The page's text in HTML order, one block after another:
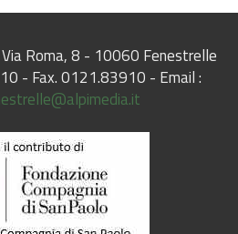
Roma, 8 - 10060 Fenestrelle
- Fax. 0121.83910 - Email :